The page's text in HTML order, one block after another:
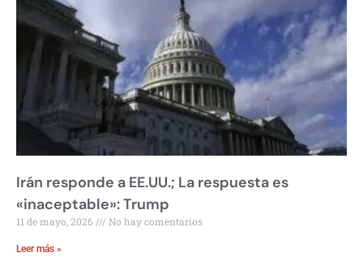
Irán responde a EE.UU.; La respuesta es
«inaceptable»: Trump
11 de mayo, 2026 No hay comentarios
Leer más »